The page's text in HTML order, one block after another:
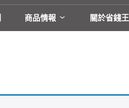
商品情報 關於省錢王